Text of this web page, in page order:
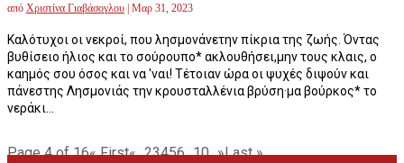
από Χριστίνα Γιαβάσογλου | Μαρ 31, 2023
Καλότυχοι οι νεκροί, που λησμονάνετην πίκρια της ζωής. Όντας
βυθίσειο ήλιος και το σούρουπο* ακλουθήσει,μην τους κλαις, ο
καημός σου όσος και να 'ναι! Τέτοιαν ώρα οι ψυχές διψούν και
πάνεστης Λησμονιάς την κρουσταλλένια βρύση·μα βούρκος* το
νεράκι...
Page 4 of 16« First«...23456...10...»Last »